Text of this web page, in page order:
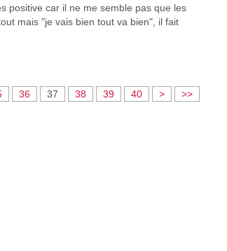
positive car il ne me semble pas que les
mais "je vais bien tout va bien", il fait
36 37 38 39 40
5
6
7
8
9
1
> >>